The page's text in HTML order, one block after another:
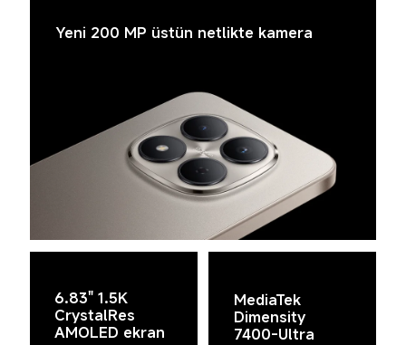
Yeni 200 MP üstün netlikte kamera
6.83" 1.5K
CrystalRes
AMOLED ekran
MediaTek
Dimensity
7400-Ultra